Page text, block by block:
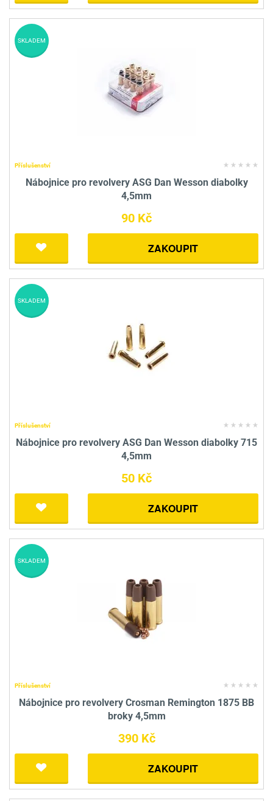
Příslušenství
Nábojnice pro revolvery ASG Dan Wesson diabolky
4,5mm
90 Kč
ZAKOUPIT
SKLADEM
Příslušenství
Nábojnice pro revolvery ASG Dan Wesson diabolky 715
4,5mm
50 Kč
ZAKOUPIT
SKLADEM
Příslušenství
Nábojnice pro revolvery Crosman Remington 1875 BB
broky 4,5mm
390 Kč
ZAKOUPIT
SKLADEM